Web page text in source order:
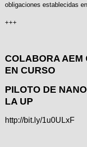
obligaciones establecidas
+++
COLABORA AEM
EN CURSO
PILOTO DE
LA UP
http://bit.ly/1u0ULxF